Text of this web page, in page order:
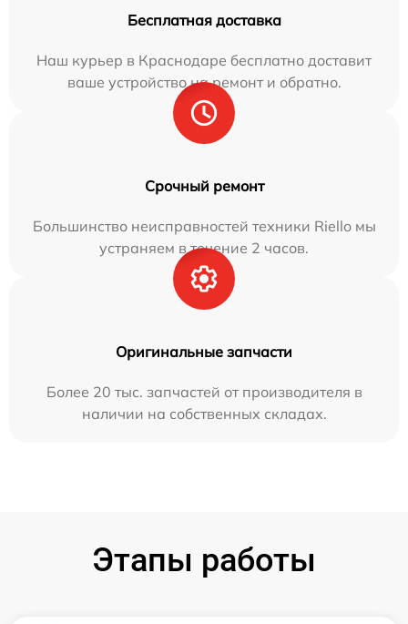
Бесплатная доставка
Наш курьер в Краснодаре бесплатно доставит
ваше устройство на ремонт и обратно.
Срочный ремонт
Большинство неисправностей техники Riello мы
устраняем в течение 2 часов.
Оригинальные запчасти
Более 20 тыс. запчастей от производителя в
наличии на собственных складах.
Этапы работы